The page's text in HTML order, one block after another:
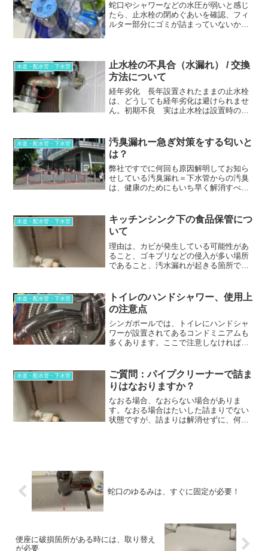
蛇口やシャワーなどの水圧が弱いと感じ
たら、止水栓の閉めぐあいを確認、フィ
ルター部分にゴミが詰まっていないか？
水道・配水管・下水管
止水栓の不具合（水漏れ） / 交換
方法について
経年劣化 長年設置されたままの止水栓
は、どうしても経年劣化は避けられませ
ん。初期不良 実は止水栓は設置時のみ
し）。取替時作業について
水道・配水管・下水管
汚臭漏れー急ぎ対策をする匂いと
は？
弊社ですでに何回も原因解明してお知ら
せしている汚臭漏れ＝下水管からの汚臭
は、健康のためにもいち早く解消すべき
きです。
水道・配水管・下水管
キッチンシンク下の食品保管につ
いて
理由は、カビが発生している可能性があ
ること、ゴキブリなどの侵入が多い場所
であること、汚水漏れが起きる箇所であ
水道・配水管・下水管
トイレのハンドシャワー、使用上
の注意点
シンガポールでは、トイレにハンドシャ
ワーが設置されてあるコンドミニアムも
多くあります。ここで注意しなければな
ーを使用されている方にとって、注意す
る点をまとめてみました。
水道・配水管・下水管
ご質問：パイプクリーナーで詰ま
りはなおりますか？
なおる場合、なおらない場合がありま
す。なおる場合はたいした詰まりでない
状態ですが、詰まりは解消せずに、何度
蛇口のゆるみは、すぐに固定が必要！
便座に破損箇所がある時には、取り替え
が必要